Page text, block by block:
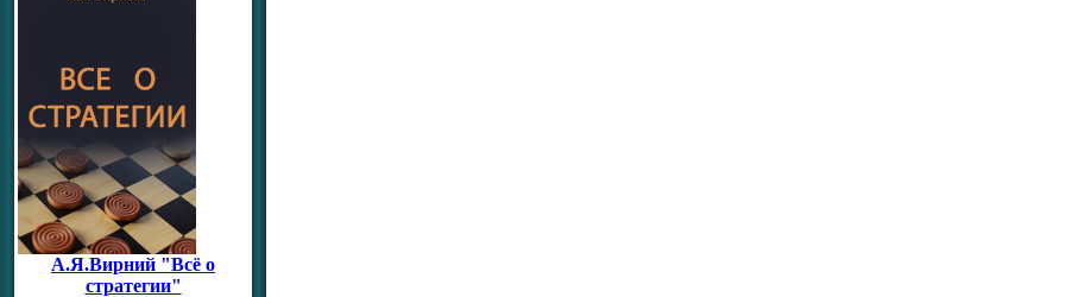
А.Я.Вирний "Всё о
стратегии"